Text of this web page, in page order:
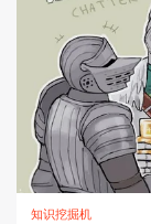
知识挖掘机